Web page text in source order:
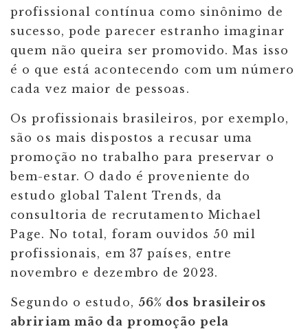
profissional contínua como sinônimo de
sucesso, pode parecer estranho imaginar
quem não queira ser promovido. Mas isso
é o que está acontecendo com um número
cada vez maior de pessoas.
Os profissionais brasileiros, por exemplo,
são os mais dispostos a recusar uma
promoção no trabalho para preservar o
bem-estar. O dado é proveniente do
estudo global Talent Trends, da
consultoria de recrutamento Michael
Page. No total, foram ouvidos 50 mil
profissionais, em 37 países, entre
novembro e dezembro de 2023.
Segundo o estudo, 56% dos brasileiros
abririam mão da promoção pela